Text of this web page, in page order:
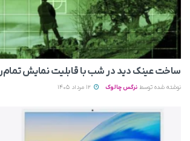
ساخت عینک دید در شب با قابلیت نمایش
نوشته شده توسط نرگس چالوک